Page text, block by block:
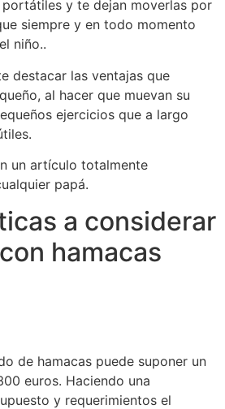
y te dejan moverlas por
siempre y en todo momento
niño..
destacar las ventajas que
al hacer que muevan su
ejercicios que a largo
un artículo totalmente
papá.
a considerar
hamacas
de hamacas puede suponer un
euros. Haciendo una
y requerimientos el